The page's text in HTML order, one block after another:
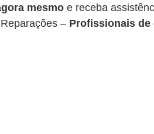
mesmo e receba
– Profissionais de